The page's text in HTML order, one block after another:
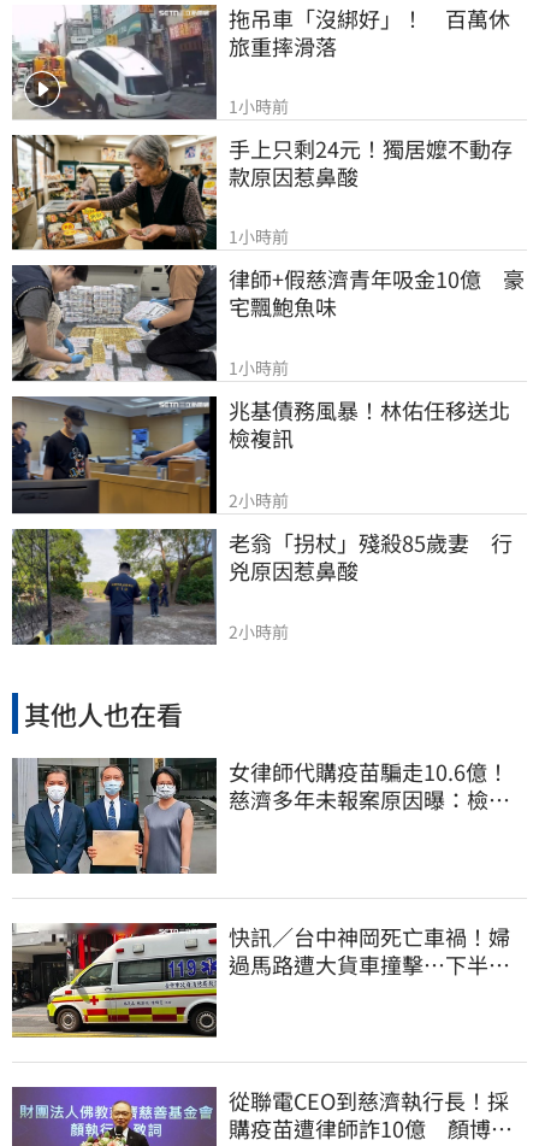
拖吊車「沒綁好」！　百萬休
旅重摔滑落
1小時前
手上只剩24元！獨居嬤不動存
款原因惹鼻酸
1小時前
律師+假慈濟青年吸金10億　豪
宅飄鮑魚味
1小時前
兆基債務風暴！林佑任移送北
檢複訊
2小時前
老翁「拐杖」殘殺85歲妻　行
兇原因惹鼻酸
2小時前
其他人也在看
女律師代購疫苗騙走10.6億！
慈濟多年未報案原因曝：檢警
快訊／台中神岡死亡車禍！婦
過馬路遭大貨車撞擊…下半身
從聯電CEO到慈濟執行長！採
購疫苗遭律師詐10億 顏博